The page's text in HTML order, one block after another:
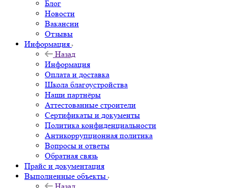
Блог
Новости
Вакансии
Отзывы
Информация
Назад
Информация
Оплата и доставка
Школа благоустройства
Наши партнёры
Аттестованные строители
Сертификаты и документы
Политика конфиденциальности
Антикоррупционная политика
Вопросы и ответы
Обратная связь
Прайс и документация
Выполненные объекты